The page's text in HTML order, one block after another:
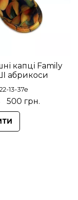
капці Family
абрикоси
13-37e
500 грн.